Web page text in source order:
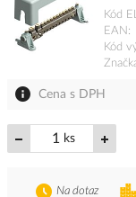
Kód
EAN
Kód
Cena s DPH
ks
Na dotaz